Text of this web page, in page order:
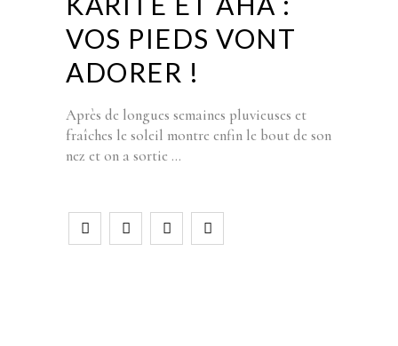
VOS PIEDS VONT
ADORER !
Après de longues semaines pluvieuses et
fraîches le soleil montre enfin le bout de son
nez et on a sortie